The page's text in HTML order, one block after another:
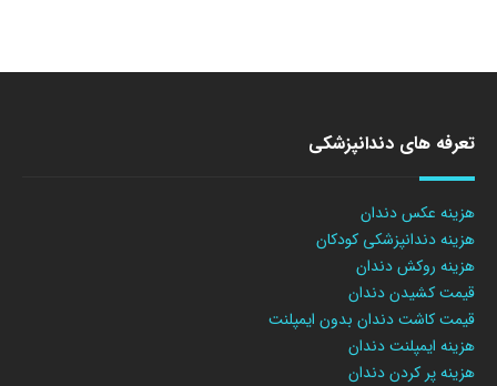
تعرفه های دندانپزشکی
هزینه عکس دندان
هزینه دندانپزشکی کودکان
هزینه روکش دندان
قیمت کشیدن دندان
قیمت کاشت دندان بدون ایمپلنت
هزینه ایمپلنت دندان
هزینه پر کردن دندان